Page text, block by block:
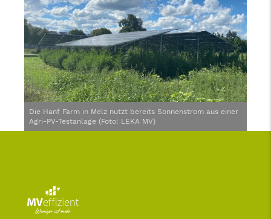
Die Hanf Farm in Melz nutzt bereits Sonnenstrom aus einer
Agri-PV-Testanlage (Foto: LEKA MV)